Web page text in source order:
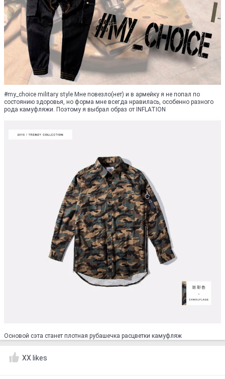
#my_choice military style Мне повезло(нет) и в армейку я не попал по
состоянию здоровья, но форма мне всегда нравилась, особенно разного
рода камуфляжи. Поэтому я выбрал образ от INFLATION
Основой сэта станет плотная рубашечка расцветки камуфляж
XX likes